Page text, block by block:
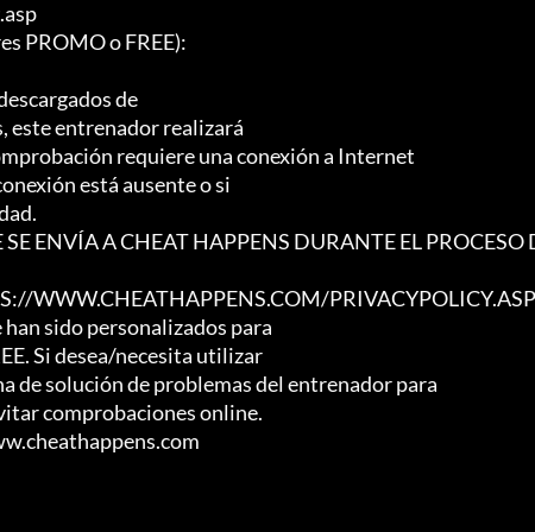
PROMO o FREE):
de
este entrenador realizará
requiere una conexión a Internet
está ausente o si
ENVÍA A CHEAT HAPPENS DURANTE EL PROCESO
WWW.CHEATHAPPENS.COM/PRIVACYPOLICY.ASP
sido personalizados para
Si desea/necesita utilizar
de solución de problemas del entrenador para
comprobaciones online.